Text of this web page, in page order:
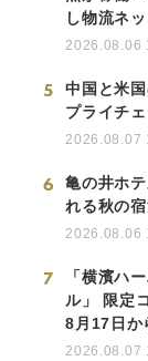
し物流ネ
2026.08.06
5
中国と米
プライチ
2026.08.07
6
亀の井ホ
れる秋の
2026.08.06
7
「横濱ハ
ル」 限定
8月17日か
2026.08.07